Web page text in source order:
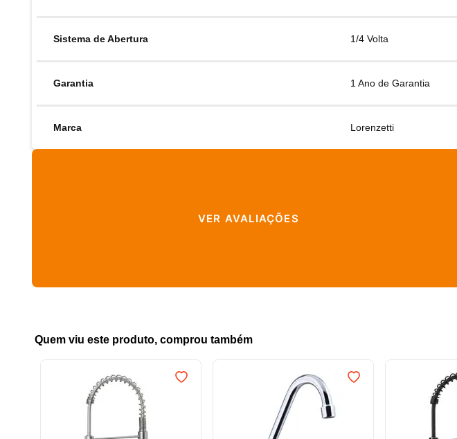
Sistema de Abertura 1/4 Volta
Garantia 1 Ano de Garantia
Marca Lorenzetti
VER AVALIAÇÕES
Quem viu este produto, comprou também